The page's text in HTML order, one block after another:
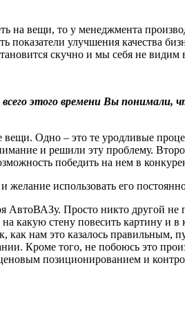
на вещи, то у менеджмента
улучшения качества
скучно и мы себя не видим
этого времени Вы понимали,
Одно – это те уродливые
и решили эту проблему.
победить на нем в
использовать его
Просто никто другой не
какую стену повесить картину
нам это казалось правильным,
Кроме того, не побоюсь это
позиционированием и